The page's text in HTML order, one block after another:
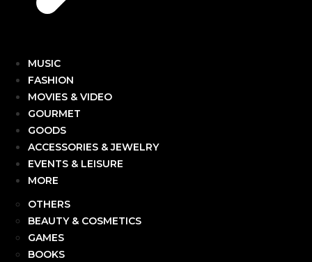
MUSIC
FASHION
MOVIES & VIDEO
GOURMET
GOODS
ACCESSORIES & JEWELRY
EVENTS & LEISURE
MORE
OTHERS
BEAUTY & COSMETICS
GAMES
BOOKS